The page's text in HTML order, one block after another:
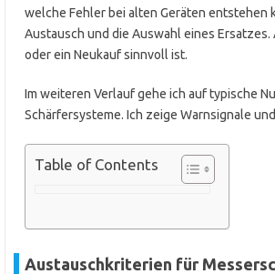
welche Fehler bei alten Geräten entstehen
Austausch und die Auswahl eines
oder ein Neukauf sinnvoll ist.
Im weiteren Verlauf gehe ich auf typische
Schärfersysteme. Ich zeige Warnsignale
Table of Contents
Austauschkriterien für